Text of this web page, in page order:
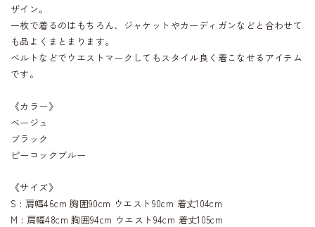
ザイン。
一枚で着るのはもちろん、ジャケットやカーディガンなどと合わせて
も品よくまとまります。
ベルトなどでウエストマークしてもスタイル良く着こなせるアイテム
です。
《カラー》
ベージュ
ブラック
ピーコックブルー
《サイズ》
S : 肩幅46cm 胸囲90cm ウエスト90cm 着丈104cm
M : 肩幅48cm 胸囲94cm ウエスト94cm 着丈105cm